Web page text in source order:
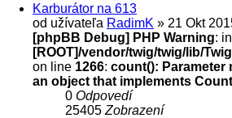
Karburátor na 613
od užívateľa RadimK » 21 Okt
[phpBB Debug] PHP Warning:
[ROOT]/vendor/twig/twig/lib/
on line 1266: count(): Parameter
an object that implements
0 Odpovedí
25405 Zobrazení